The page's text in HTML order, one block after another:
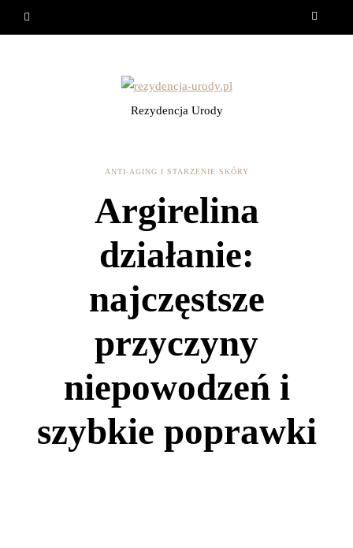
Rezydencja Urody
ANTI-AGING I STARZENIE SKÓRY
Argirelina
działanie:
najczęstsze
przyczyny
niepowodzeń i
szybkie poprawki